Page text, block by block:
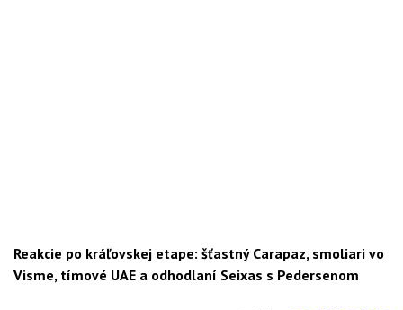
Reakcie po kráľovskej etape: šťastný Carapaz, smoliari vo
Visme, tímové UAE a odhodlaní Seixas s Pedersenom